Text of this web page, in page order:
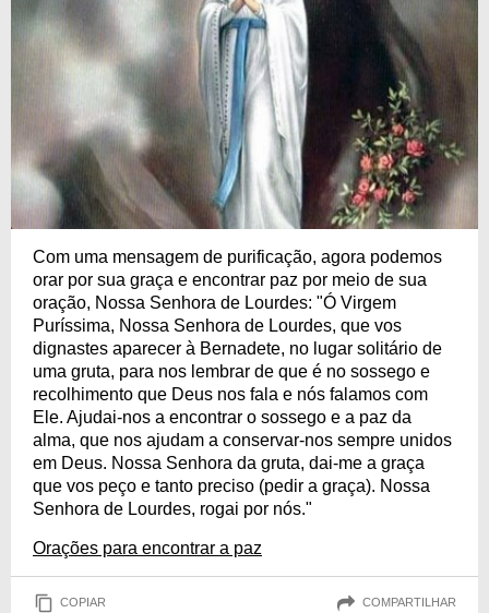
Com uma mensagem de purificação, agora podemos
orar por sua graça e encontrar paz por meio de sua
oração, Nossa Senhora de Lourdes: "Ó Virgem
Puríssima, Nossa Senhora de Lourdes, que vos
dignastes aparecer à Bernadete, no lugar solitário de
uma gruta, para nos lembrar de que é no sossego e
recolhimento que Deus nos fala e nós falamos com
Ele. Ajudai-nos a encontrar o sossego e a paz da
alma, que nos ajudam a conservar-nos sempre unidos
em Deus. Nossa Senhora da gruta, dai-me a graça
que vos peço e tanto preciso (pedir a graça). Nossa
Senhora de Lourdes, rogai por nós."
Orações para encontrar a paz
COPIAR COMPARTILHAR